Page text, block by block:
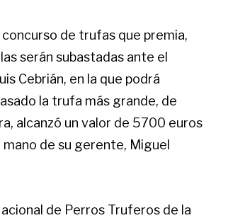
concurso de trufas que premia,
serán subastadas ante el
Cebrián, en la que podrá
la trufa más grande, de
alcanzó un valor de 5700 euros
de su gerente, Miguel
de Perros Truferos de la